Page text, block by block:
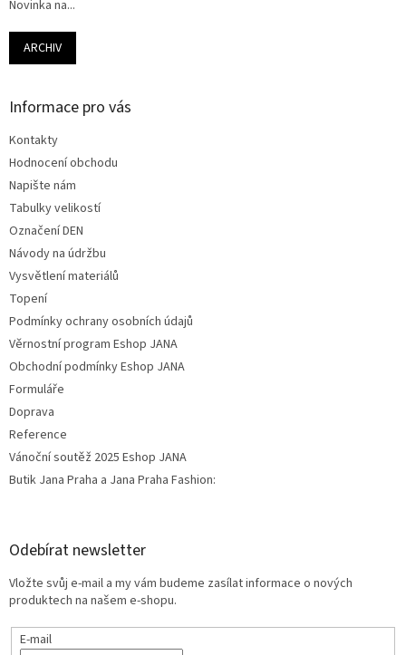
Novinka na...
ARCHIV
Informace pro vás
Kontakty
Hodnocení obchodu
Napište nám
Tabulky velikostí
Označení DEN
Návody na údržbu
Vysvětlení materiálů
Topení
Podmínky ochrany osobních údajů
Věrnostní program Eshop JANA
Obchodní podmínky Eshop JANA
Formuláře
Doprava
Reference
Vánoční soutěž 2025 Eshop JANA
Butik Jana Praha a Jana Praha Fashion:
Odebírat newsletter
Vložte svůj e-mail a my vám budeme zasílat informace o nových
produktech na našem e-shopu.
E-mail